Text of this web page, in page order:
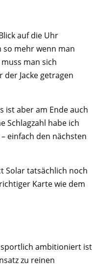
auf die Uhr
so mehr wenn man
man sich
Jacke getragen
ist aber am Ende auch
Schlagzahl habe ich
einfach den nächsten
Solar tatsächlich noch
Karte wie dem
ambitioniert ist
zu reinen